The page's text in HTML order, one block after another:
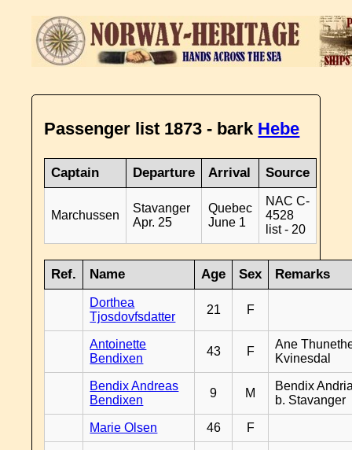
Passenger list 1873 - bark Hebe
Captain Departure Arrival Source
Marchussen
Stavanger
Apr. 25
Quebec
June 1
NAC C-
4528
list - 20
Ref. Name Age Sex Remarks
Dorthea
Tjosdovfsdatter
21 F
Antoinette
Bendixen
43 F
Ane
Kvinesdal
Bendix Andreas
Bendixen
9 M
Bendix
b. Stavanger
Marie Olsen 46 F